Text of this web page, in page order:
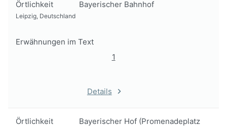
Örtlichkeit Bayerischer Bahnhof
Leipzig, Deutschland
Erwähnungen im Text
1
Details
Örtlichkeit
Bayerischer Hof (Promenadeplatz